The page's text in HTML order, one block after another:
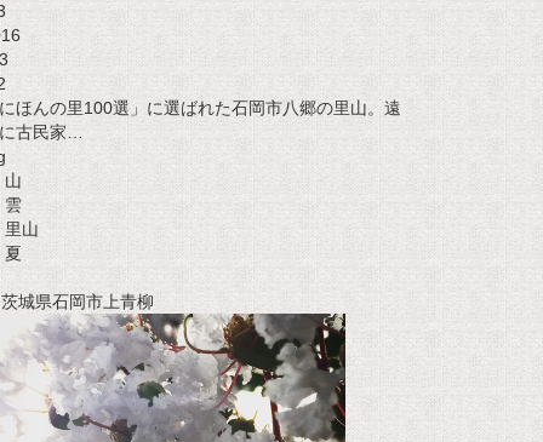
3
ほんの里100選」に選ばれた石岡市八郷の里山。遠
古民家…
山
雲
里山
夏
城県石岡市上青柳